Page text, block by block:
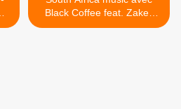
Black Coffee feat. Zakes
Bantwini "Juju" >